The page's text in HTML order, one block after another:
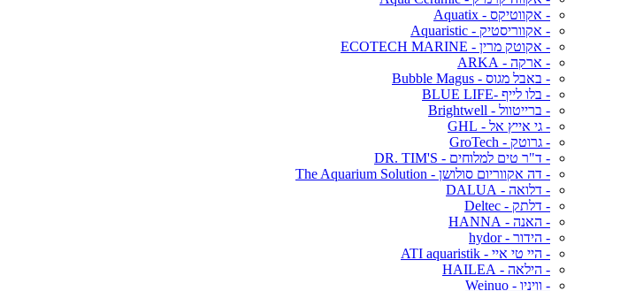
- אקווטיקס - Aquatix
- אקווריסטיק - Aquaristic
- אקוטק מרין - ECOTECH MARINE
- ארקה - ARKA
- באבל מגוס - Bubble Magus
- בלו לייף -BLUE LIFE
- ברייטוול - Brightwell
- גי אייץ אל - GHL
- גרוטק - GroTech
- ד"ר טים למלוחים - DR. TIM'S
- דה אקווריום סולושן - The Aquarium Solution
- דלואה - DALUA
- דלתק - Deltec
- האנה - HANNA
- הידור - hydor
- היי טי איי - ATI aquaristik
- הילאה - HAILEA
- וויניו - Weinuo